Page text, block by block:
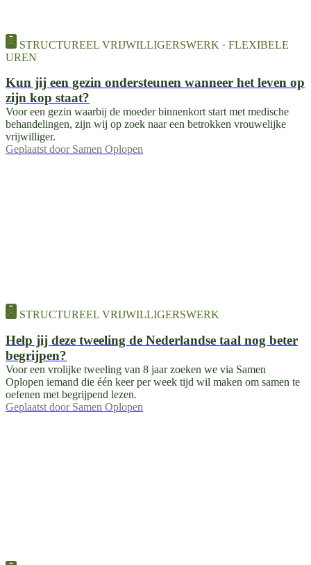
STRUCTUREEL VRIJWILLIGERSWERK · FLEXIBELE
UREN
Kun jij een gezin ondersteunen wanneer het leven op
zijn kop staat?
Voor een gezin waarbij de moeder binnenkort start met medische
behandelingen, zijn wij op zoek naar een betrokken vrouwelijke
vrijwilliger.
Geplaatst door Samen Oplopen
STRUCTUREEL VRIJWILLIGERSWERK
Help jij deze tweeling de Nederlandse taal nog beter
begrijpen?
Voor een vrolijke tweeling van 8 jaar zoeken we via Samen
Oplopen iemand die één keer per week tijd wil maken om samen te
oefenen met begrijpend lezen.
Geplaatst door Samen Oplopen